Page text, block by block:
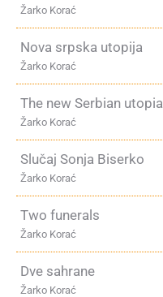
Žarko Korać
Nova srpska utopija
Žarko Korać
The new Serbian utopia
Žarko Korać
Slučaj Sonja Biserko
Žarko Korać
Two funerals
Žarko Korać
Dve sahrane
Žarko Korać